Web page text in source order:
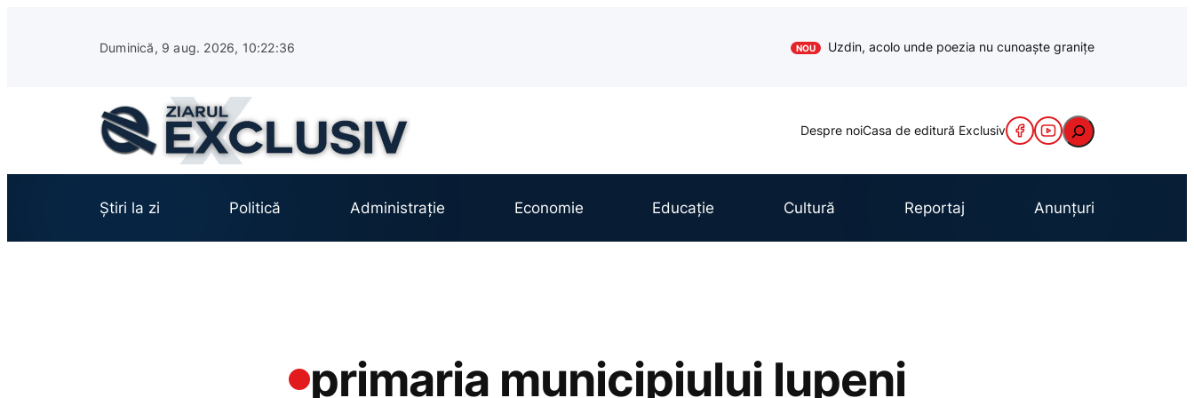
Duminică, 9 aug. 2026, 10:22:37 NOU Uzdin, acolo unde poezia nu cunoaște granițe
Despre noiCasa de editură Exclusiv Caută
Știri la zi Politică Administrație Economie Educație Cultură Reportaj Anunțuri
primaria municipiului lupeni